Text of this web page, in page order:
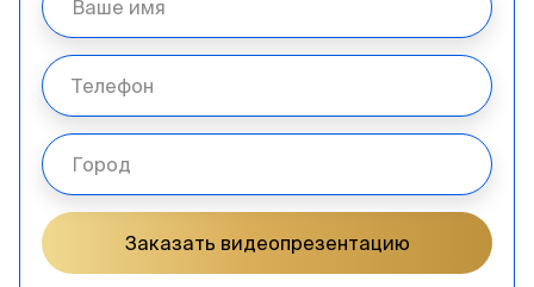
Заказать видеопрезентацию